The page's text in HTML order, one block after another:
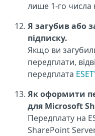
лише 1-го числа
Я загубив або
підписку.
Якщо ви
передплати,
передплата
Як оформити
для Microsoft
Передплату на
SharePoint